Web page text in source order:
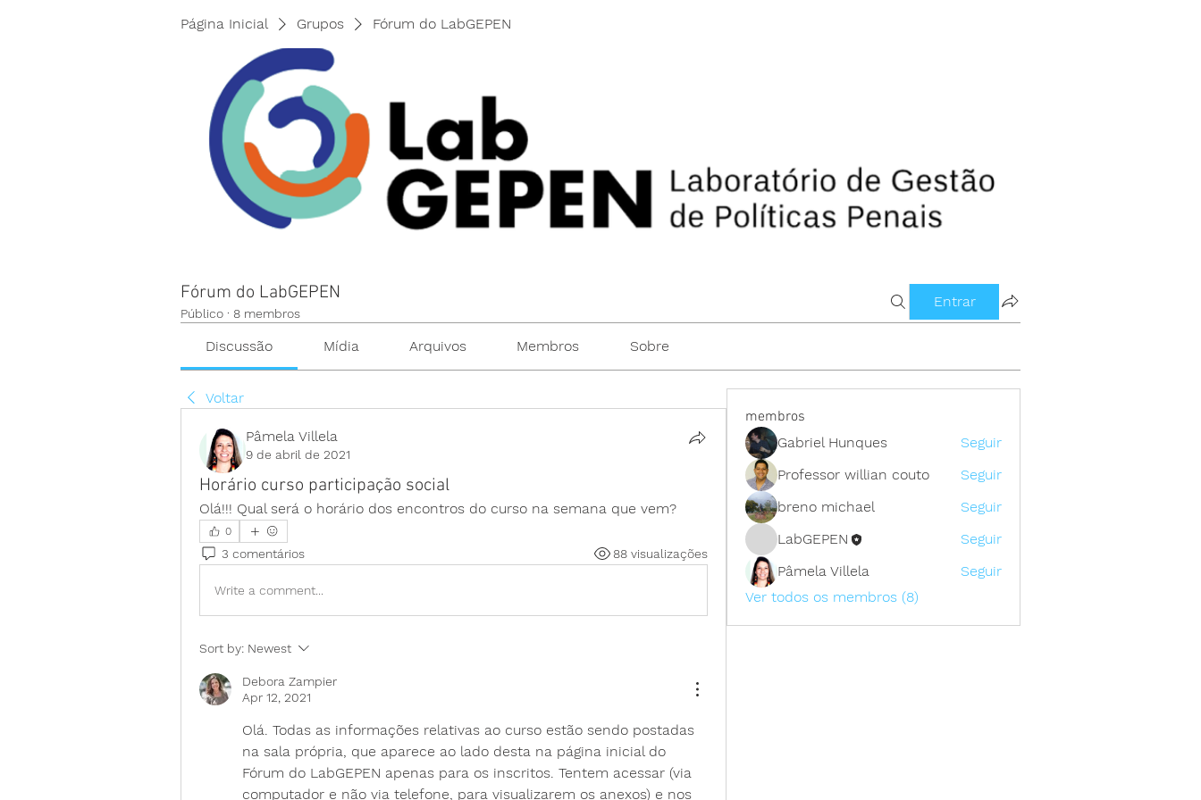
Página Inicial Grupos Fórum do LabGEPEN
Fórum do LabGEPEN
Público · 8 membros
Entrar
Discussão Mídia Arquivos Membros Sobre
Voltar
Pâmela Villela
9 de abril de 2021
Horário curso participação social
Olá!!! Qual será o horário dos encontros do curso na semana que vem?
0
3 comentários 88 visualizações
Write a comment...
Sort by: Newest
Debora Zampier
Apr 12, 2021
Olá. Todas as informações relativas ao curso estão sendo postadas
na sala própria, que aparece ao lado desta na página inicial do
Fórum do LabGEPEN apenas para os inscritos. Tentem acessar (via
computador e não via telefone, para visualizarem os anexos) e nos
membros
Gabriel Hunques
Seguir
Professor willian couto
Seguir
breno michael
Seguir
LabGEPEN
Seguir
Pâmela Villela
Seguir
Ver todos os membros (8)